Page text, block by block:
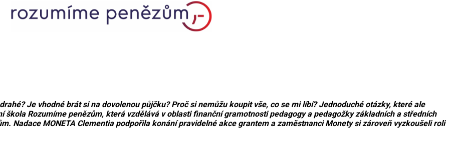
Je vhodné brát si na dovolenou půjčku? Proč si nemůžu koupit vše, co se mi líbí? Jednoduché otázky, které ale
škola Rozumíme penězům, která vzdělává v oblasti finanční gramotnosti pedagogy a pedagožky základních a středních
Nadace MONETA Clementia podpořila konání pravidelné akce grantem a zaměstnanci Monety si zároveň vyzkoušeli roli